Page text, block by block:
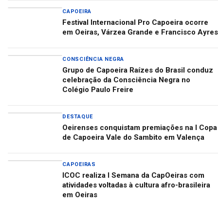
CAPOEIRA
Festival Internacional Pro Capoeira ocorre
em Oeiras, Várzea Grande e Francisco Ayres
CONSCIÊNCIA NEGRA
Grupo de Capoeira Raízes do Brasil conduz
celebração da Consciência Negra no
Colégio Paulo Freire
DESTAQUE
Oeirenses conquistam premiações na I Copa
de Capoeira Vale do Sambito em Valença
CAPOEIRAS
ICOC realiza I Semana da CapOeiras com
atividades voltadas à cultura afro-brasileira
em Oeiras